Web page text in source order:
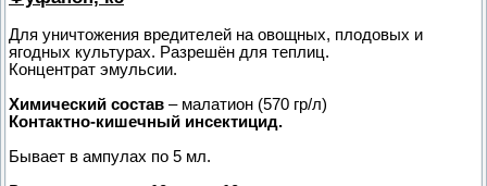
Для уничтожения вредителей на овощных, плодовых и
ягодных культурах. Разрешён для теплиц.
Концентрат эмульсии.
Химический состав – малатион (570 гр/л)
Контактно-кишечный инсектицид.
Бывает в ампулах по 5 мл.